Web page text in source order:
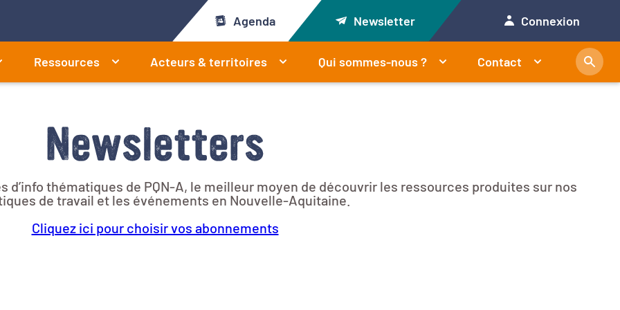
Agenda Newsletter Connexion
Ressources Acteurs & territoires Qui sommes-nous ? Contact
Newsletters
thématiques de PQN-A, le meilleur moyen de découvrir les ressources produites sur nos
de travail et les événements en Nouvelle-Aquitaine.
Cliquez ici pour choisir vos abonnements